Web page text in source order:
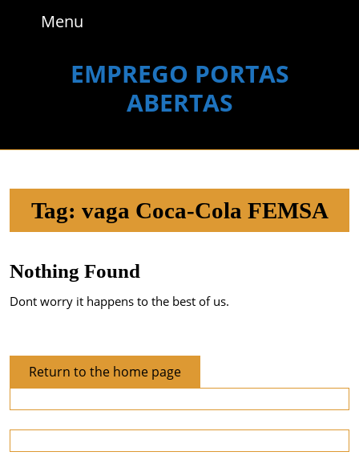
Menu
EMPREGO PORTAS
ABERTAS
Tag: vaga Coca-Cola FEMSA
Nothing Found
Dont worry it happens to the best of us.
Return to the home pageReturn
to
the
home
page